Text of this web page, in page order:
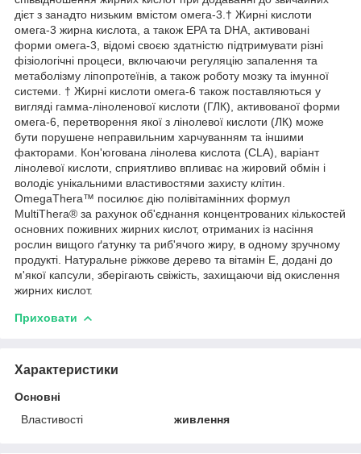
дієт з занадто низьким вмістом омега-3.† Жирні кислоти
омега-3 жирна кислота, а також EPA та DHA, активовані
форми омега-3, відомі своєю здатністю підтримувати різні
фізіологічні процеси, включаючи регуляцію запалення та
метаболізму ліпопротеїнів, а також роботу мозку та імунної
системи. † Жирні кислоти омега-6 також поставляються у
вигляді гамма-ліноленової кислоти (ГЛК), активованої форми
омега-6, перетворення якої з лінолевої кислоти (ЛК) може
бути порушене неправильним харчуванням та іншими
факторами. Кон'югована лінолева кислота (CLA), варіант
лінолевої кислоти, сприятливо впливає на жировий обмін і
володіє унікальними властивостями захисту клітин.
OmegaThera™ посилює дію полівітамінних формул
MultiThera® за рахунок об'єднання концентрованих кількостей
основних поживних жирних кислот, отриманих із насіння
рослин вищого ґатунку та риб'ячого жиру, в одному зручному
продукті. Натуральне ріжкове дерево та вітамін Е, додані до
м'якої капсули, зберігають свіжість, захищаючи від окислення
жирних кислот.
Приховати
Характеристики
Основні
Властивості
живлення